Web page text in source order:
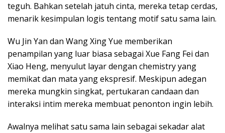
teguh. Bahkan setelah jatuh cinta, mereka tetap cerdas,
menarik kesimpulan logis tentang motif satu sama lain.
Wu Jin Yan dan Wang Xing Yue memberikan
penampilan yang luar biasa sebagai Xue Fang Fei dan
Xiao Heng, menyulut layar dengan chemistry yang
memikat dan mata yang ekspresif. Meskipun adegan
mereka mungkin singkat, pertukaran candaan dan
interaksi intim mereka membuat penonton ingin lebih.
Awalnya melihat satu sama lain sebagai sekadar alat